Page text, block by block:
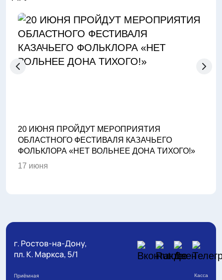
20 ИЮНЯ ПРОЙДУТ МЕРОПРИЯТИЯ
ОБЛАСТНОГО ФЕСТИВАЛЯ КАЗАЧЬЕГО
ФОЛЬКЛОРА «НЕТ ВОЛЬНЕЕ ДОНА ТИХОГО!»
17 июня
г. Ростов-на-Дону,
пл. К. Маркса, 5/1
Приёмная Касса